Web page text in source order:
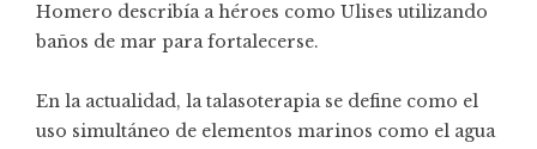
Homero describía a héroes como Ulises utilizando
baños de mar para fortalecerse.
En la actualidad, la talasoterapia se define como el
uso simultáneo de elementos marinos como el agua